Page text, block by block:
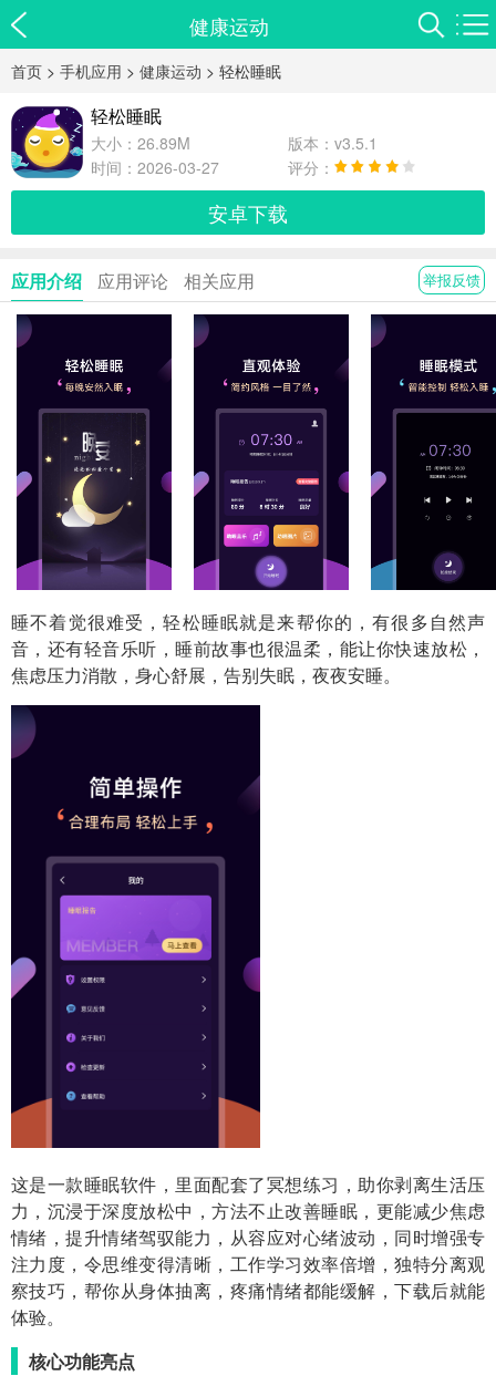
健康运动
首页 > 手机应用 > 健康运动 > 轻松睡眠
轻松睡眠
大小：26.89M
版本：v3.5.1
时间：2026-03-27
评分：
安卓下载
应用介绍 应用评论 相关应用 举报反馈
睡不着觉很难受，轻松睡眠就是来帮你的，有很多自然声
音，还有轻音乐听，睡前故事也很温柔，能让你快速放松，
焦虑压力消散，身心舒展，告别失眠，夜夜安睡。
这是一款睡眠软件，里面配套了冥想练习，助你剥离生活压
力，沉浸于深度放松中，方法不止改善睡眠，更能减少焦虑
情绪，提升情绪驾驭能力，从容应对心绪波动，同时增强专
注力度，令思维变得清晰，工作学习效率倍增，独特分离观
察技巧，帮你从身体抽离，疼痛情绪都能缓解，下载后就能
体验。
核心功能亮点